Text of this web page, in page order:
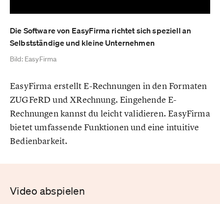
Die Software von EasyFirma richtet sich speziell an
Selbstständige und kleine Unternehmen
Bild: EasyFirma
EasyFirma erstellt E-Rechnungen in den Formaten
ZUGFeRD und XRechnung. Eingehende E-
Rechnungen kannst du leicht validieren. EasyFirma
bietet umfassende Funktionen und eine intuitive
Bedienbarkeit.
Video abspielen